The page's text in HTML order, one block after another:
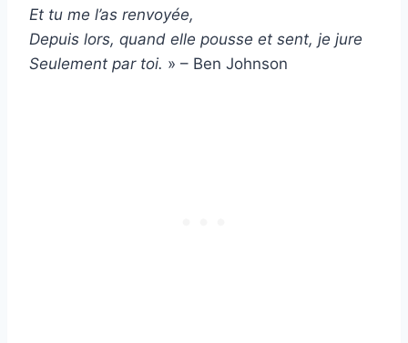
Et tu me l’as renvoyée,
Depuis lors, quand elle pousse et sent, je jure
Seulement par toi. » – Ben Johnson